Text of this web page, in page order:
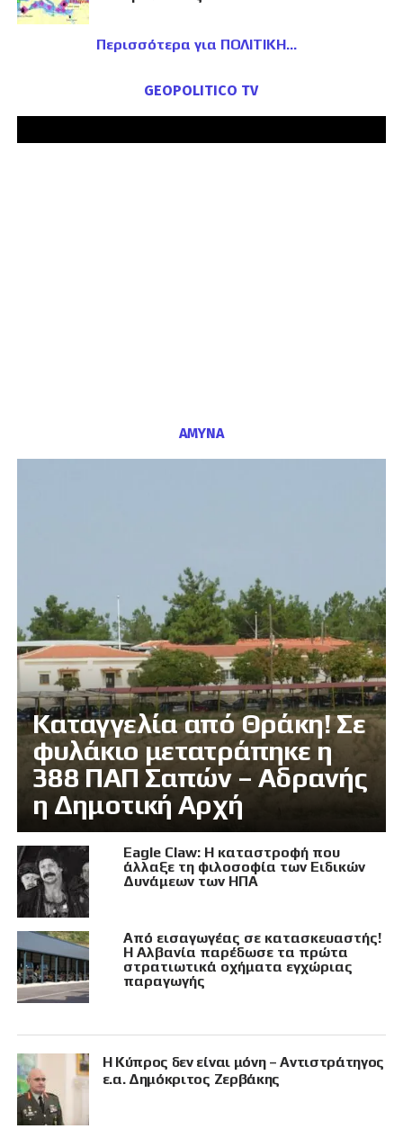
Περισσότερα για ΠΟΛΙΤΙΚΗ
GEOPOLITICO TV
ΑΜΥΝΑ
Καταγγελία από Θράκη! Σε
φυλάκιο μετατράπηκε η
388 ΠΑΠ Σαπών – Αδρανής
η Δημοτική Αρχή
Eagle Claw: Η καταστροφή που
άλλαξε τη φιλοσοφία των Ειδικών
Δυνάμεων των ΗΠΑ
Από εισαγωγέας σε κατασκευαστής!
Η Αλβανία παρέδωσε τα πρώτα
στρατιωτικά οχήματα εγχώριας
παραγωγής
Η Κύπρος δεν είναι μόνη – Αντιστράτηγος
ε.α. Δημόκριτος Ζερβάκης